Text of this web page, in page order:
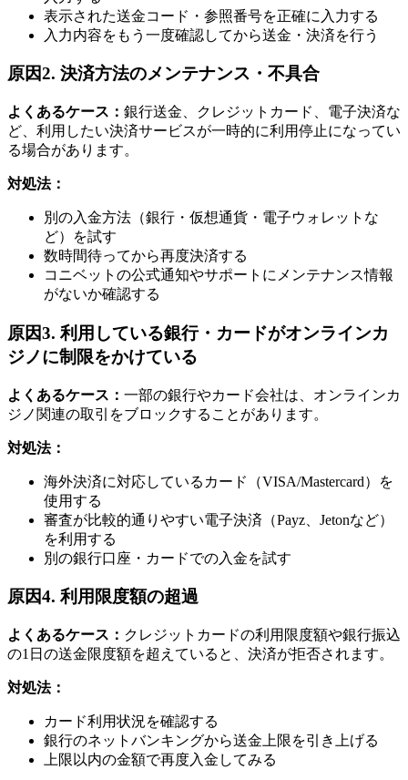
表示された送金コード・参照番号を正確に入力する
入力内容をもう一度確認してから送金・決済を行う
原因2. 決済方法のメンテナンス・不具合
よくあるケース： 銀行送金、クレジットカード、電子決済な
ど、利用したい決済サービスが一時的に利用停止になってい
る場合があります。
対処法：
別の入金方法（銀行・仮想通貨・電子ウォレットな
ど）を試す
数時間待ってから再度決済する
コニベットの公式通知やサポートにメンテナンス情報
がないか確認する
原因3. 利用している銀行・カードがオンラインカ
ジノに制限をかけている
よくあるケース： 一部の銀行やカード会社は、オンラインカ
ジノ関連の取引をブロックすることがあります。
対処法：
海外決済に対応しているカード（VISA/Mastercard）を
使用する
審査が比較的通りやすい電子決済（Payz、Jetonなど）
を利用する
別の銀行口座・カードでの入金を試す
原因4. 利用限度額の超過
よくあるケース： クレジットカードの利用限度額や銀行振込
の1日の送金限度額を超えていると、決済が拒否されます。
対処法：
カード利用状況を確認する
銀行のネットバンキングから送金上限を引き上げる
上限以内の金額で再度入金してみる